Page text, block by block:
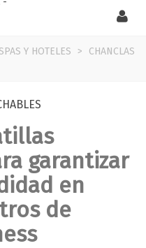
Y HOTELES >
CHANCLAS
garantizar
en
de